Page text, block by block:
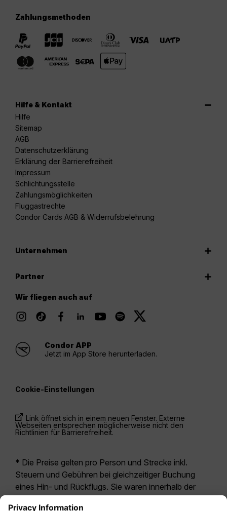
Zahlungsmethoden
Hilfe & Kontakt
Hilfe
Sitemap
AGB
Datenschutzerklärung
Erklärung der Barrierefreiheit
Impressum
Schlichtungsstelle
Zahlungsmöglichkeiten
Fluggastrechte
Condor Cards AGB & Widerrufsbelehrung
Unternehmen
Partner
Wir fliegen auch auf
Condor APP
Jetzt im App Store herunterladen.
Cookie-Einstellungen
Link öffnet sich in einem neuen Fenster. Externe
Webseiten entsprechen möglicherweise nicht den
Richtlinien für Barrierefreiheit.
* Die Preise gelten pro Person und Strecke inkl.
Steuern und Gebühren bei gleichzeitiger Buchung
eines Hin- und Rückflugs. Sie waren innerhalb der